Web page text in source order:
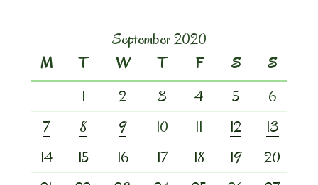
September 2020
M
T W T F S
S
1
2 3 4 5
6
7
8 9 10 11 12
13
14
15 16 17 18 19
20